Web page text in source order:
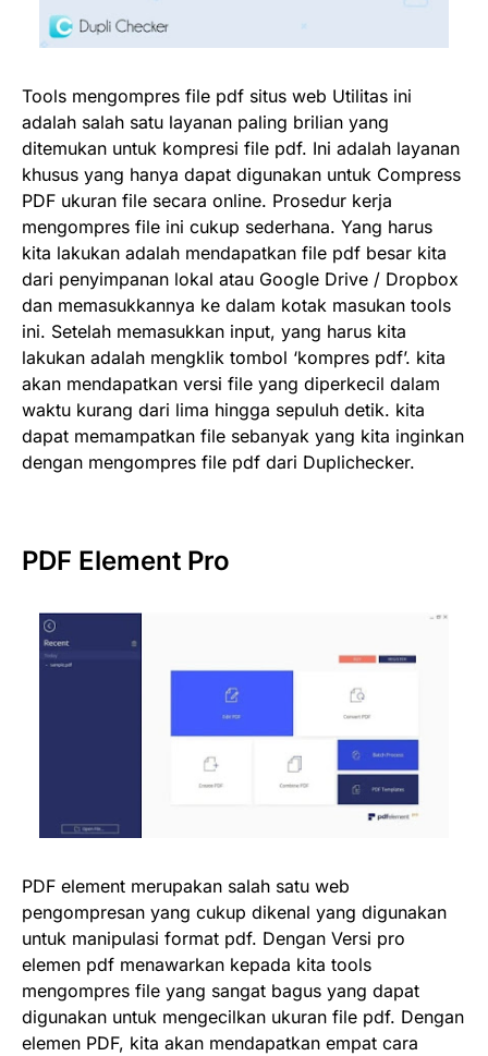
Tools mengompres file pdf situs web Utilitas ini
adalah salah satu layanan paling brilian yang
ditemukan untuk kompresi file pdf. Ini adalah layanan
khusus yang hanya dapat digunakan untuk Compress
PDF ukuran file secara online. Prosedur kerja
mengompres file ini cukup sederhana. Yang harus
kita lakukan adalah mendapatkan file pdf besar kita
dari penyimpanan lokal atau Google Drive / Dropbox
dan memasukkannya ke dalam kotak masukan tools
ini. Setelah memasukkan input, yang harus kita
lakukan adalah mengklik tombol ‘kompres pdf’. kita
akan mendapatkan versi file yang diperkecil dalam
waktu kurang dari lima hingga sepuluh detik. kita
dapat memampatkan file sebanyak yang kita inginkan
dengan mengompres file pdf dari Duplichecker.
PDF Element Pro
PDF element merupakan salah satu web
pengompresan yang cukup dikenal yang digunakan
untuk manipulasi format pdf. Dengan Versi pro
elemen pdf menawarkan kepada kita tools
mengompres file yang sangat bagus yang dapat
digunakan untuk mengecilkan ukuran file pdf. Dengan
elemen PDF, kita akan mendapatkan empat cara